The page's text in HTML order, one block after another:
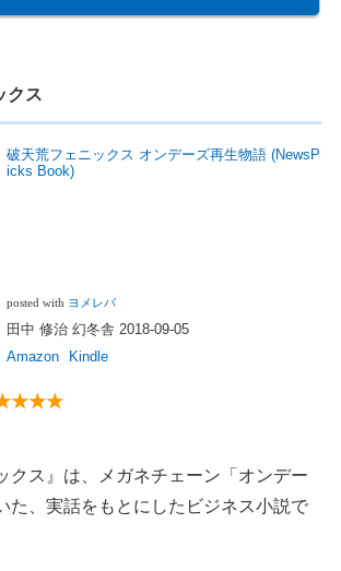
クス
破天荒フェニックス オンデーズ再生物語 (NewsP
icks Book)
posted with ヨメレバ
田中 修治 幻冬舎 2018-09-05
Amazon
Kindle
クス』は、メガネチェーン「オンデー
た、実話をもとにしたビジネス小説で